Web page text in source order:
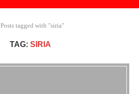
Posts tagged with "siria"
TAG: SIRIA